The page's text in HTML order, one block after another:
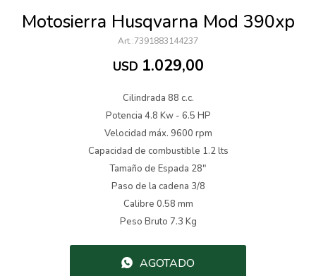
Motosierra Husqvarna Mod 390xp
7391883144237
USD 1.029,00
Cilindrada 88 c.c.
Potencia 4.8 Kw - 6.5 HP
Velocidad máx. 9600 rpm
Capacidad de combustible 1.2 lts
Tamaño de Espada 28"
Paso de la cadena 3/8
Calibre 0.58 mm
Peso Bruto 7.3 Kg
AGOTADO